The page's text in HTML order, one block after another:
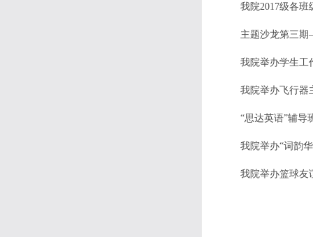
我院2017级各
主题沙龙第三
我院举办学生工
我院举办飞行器
“思达英语”辅导
我院举办“词韵
我院举办篮球友